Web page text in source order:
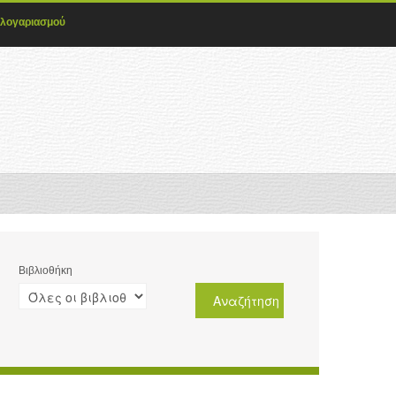
Βιβλιοθήκη